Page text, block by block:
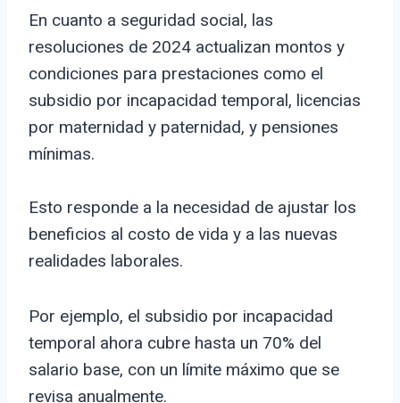
En cuanto a seguridad social, las
resoluciones de 2024 actualizan montos y
condiciones para prestaciones como el
subsidio por incapacidad temporal, licencias
por maternidad y paternidad, y pensiones
mínimas.
Esto responde a la necesidad de ajustar los
beneficios al costo de vida y a las nuevas
realidades laborales.
Por ejemplo, el subsidio por incapacidad
temporal ahora cubre hasta un 70% del
salario base, con un límite máximo que se
revisa anualmente.